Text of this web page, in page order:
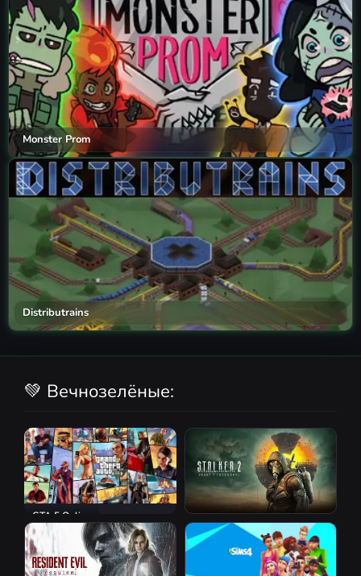
Monster Prom
Distributrains
💚 Вечнозелёные:
GTA 5 Online
S.T.A.L.K.E.R. 2: Heart of
Chornobyl